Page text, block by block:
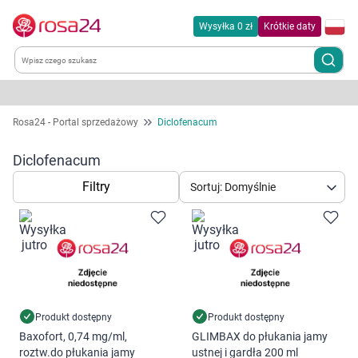
Wysyłka 0 zł Krótkie daty
Kategorie
Chemia gospodarcza
Dla zwierząt
Dom i ogród
Kobieta w ciąży i mama
Rosa24 - Portal sprzedażowy Diclofenacum
Diclofenacum
Filtry Sortuj: Domyślnie
Produkt dostępny
Baxofort, 0,74 mg/ml,
roztw.do płukania jamy
Produkt dostępny
GLIMBAX do płukania jamy
ustnej i gardła 200 ml